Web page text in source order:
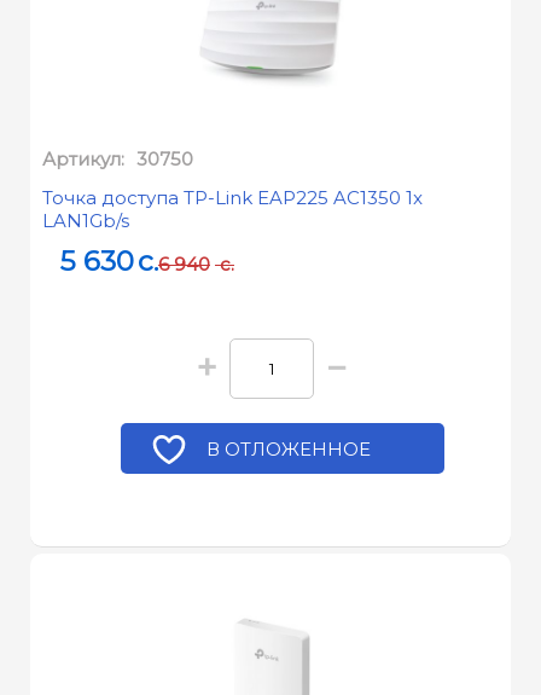
Артикул: 30750
Точка доступа TP-Link EAP225 AC1350 1x
LAN1Gb/s
5 630c.6 940 c.
+ −
В ОТЛОЖЕННОЕ